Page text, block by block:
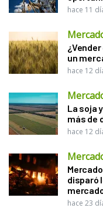
hace 11
un
hace 12
La soja
más de
hace 12
disparó
hace 23